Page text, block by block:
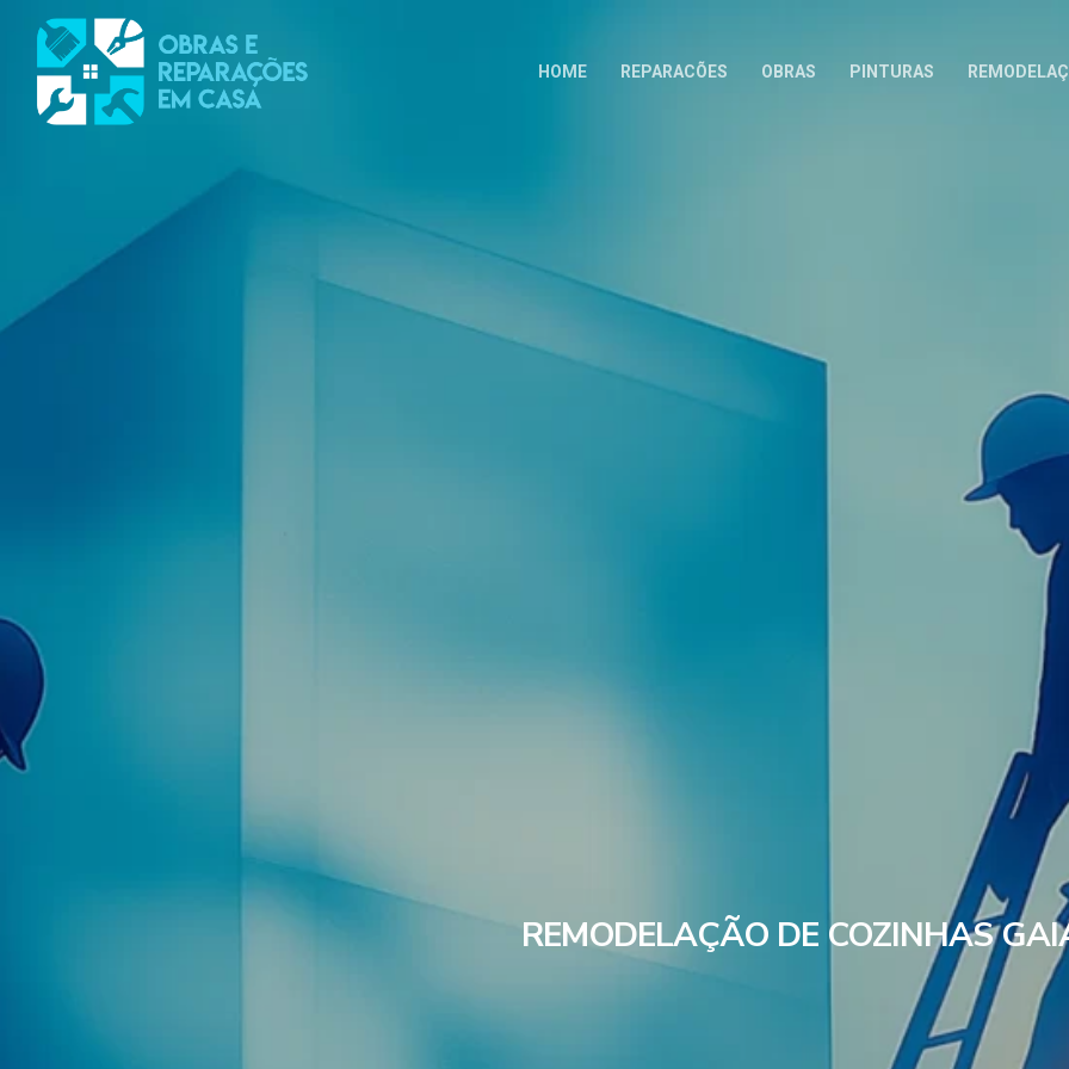
HOME REPARACÕES OBRAS PINTURAS
REMODELAÇÃO DE COZINHAS